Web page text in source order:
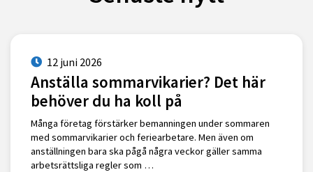
12 juni 2026
Anställa sommarvikarier? Det här
behöver du ha koll på
Många företag förstärker bemanningen under sommaren
med sommarvikarier och feriearbetare. Men även om
anställningen bara ska pågå några veckor gäller samma
arbetsrättsliga regler som …